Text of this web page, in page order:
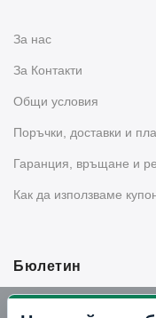
За нас
За Контакти
Общи условия
Поръчки, доставки и
Гаранция, връщане и
Как да използваме
Бюлетин
Вземи -10% отстъпка в